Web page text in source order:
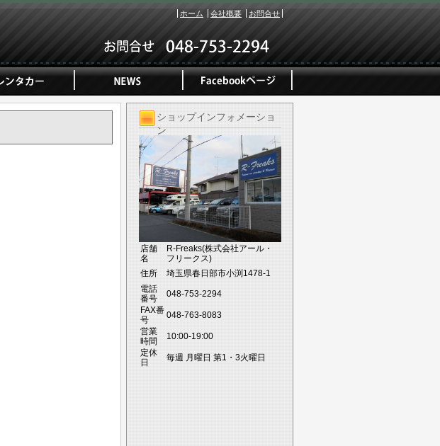
ホーム 会社概要 お問合せ
ショップインフォメーショ
ン
店舗
名
R-Freaks(株式会社アール・
フリークス)
住所
埼玉県春日部市小渕1478-1
電話
番号
048-753-2294
FAX番
号
048-763-8083
営業
時間
10:00-19:00
定休
日
毎週 月曜日 第1・3火曜日